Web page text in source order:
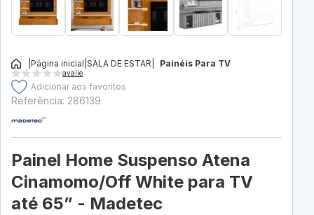
Página inicial SALA DE ESTAR Painéis Para TV
avalie
Adicionar aos favoritos
Referência: 286139
Painel Home Suspenso Atena
Cinamomo/Off White para TV
até 65” - Madetec